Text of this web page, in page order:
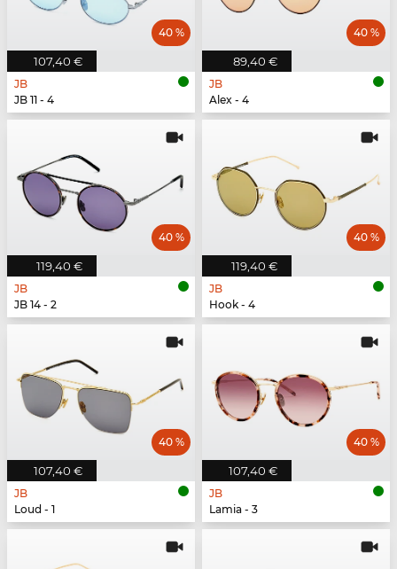
107,40 €
40 %
JB
JB 11 - 4
89,40 €
40 %
JB
Alex - 4
119,40 €
40 %
JB
JB 14 - 2
119,40 €
40 %
JB
Hook - 4
107,40 €
40 %
JB
Loud - 1
107,40 €
40 %
JB
Lamia - 3